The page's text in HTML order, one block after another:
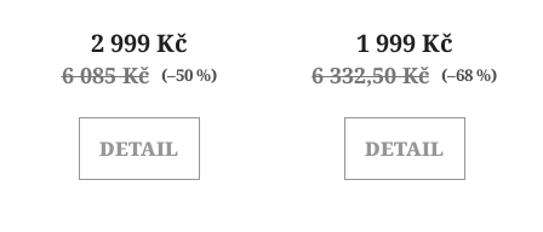
2 999 Kč
6 085 Kč (–50 %)
DETAIL
1 999 Kč
6 332,50 Kč (–68 %)
DETAIL